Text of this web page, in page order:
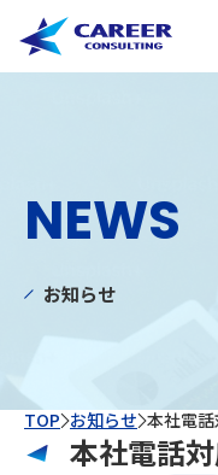
NEWS
お知らせ
TOP お知らせ 本社電
本社電話